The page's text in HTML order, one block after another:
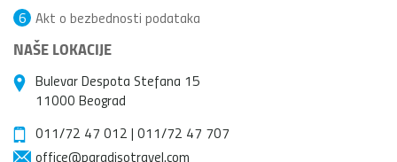
Akt o bezbednosti podataka
6
NAŠE LOKACIJE
Bulevar Despota Stefana 15
11000 Beograd
011/72 47 012 | 011/72 47 707
office@paradisotravel.com